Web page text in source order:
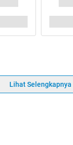
Lihat Selengkapnya